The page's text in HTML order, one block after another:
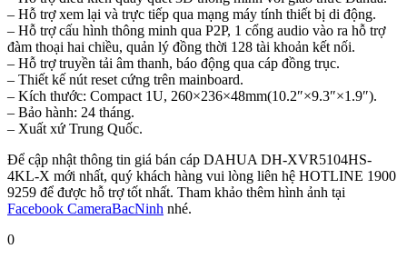
– Hỗ trợ xem lại và trực tiếp qua mạng máy tính thiết bị di động.
– Hỗ trợ cấu hình thông minh qua P2P, 1 cổng audio vào ra hỗ trợ
đàm thoại hai chiều, quản lý đồng thời 128 tài khoản kết nối.
– Hỗ trợ truyền tải âm thanh, báo động qua cáp đồng trục.
– Thiết kế nút reset cứng trên mainboard.
– Kích thước: Compact 1U, 260×236×48mm(10.2″×9.3″×1.9″).
– Bảo hành: 24 tháng.
– Xuất xứ Trung Quốc.
Để cập nhật thông tin giá bán cáp DAHUA DH-XVR5104HS-
4KL-X mới nhất, quý khách hàng vui lòng liên hệ HOTLINE 1900
9259 để được hỗ trợ tốt nhất. Tham khảo thêm hình ảnh tại
Facebook CameraBacNinh nhé.
0